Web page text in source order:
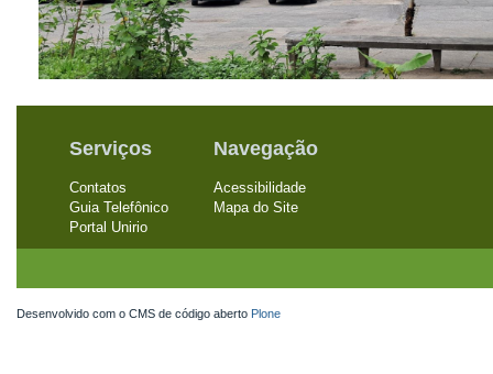
Serviços
Contatos
Guia Telefônico
Portal Unirio
Navegação
Acessibilidade
Mapa do Site
Desenvolvido com o CMS de código aberto Plone